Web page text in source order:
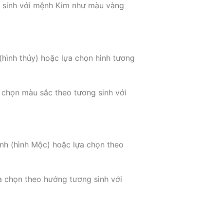
với mệnh Kim như màu vàng
thủy) hoặc lựa chọn hình tương
màu sắc theo tương sinh với
(hình Mộc) hoặc lựa chọn theo
chọn theo hướng tương sinh với